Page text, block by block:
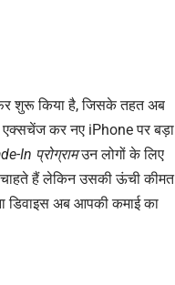
शुरू किया है, जिसके तहत अब
कर नए iPhone पर बड़ा
In प्रोग्रामउन लोगों के लिए
चाहते हैं लेकिन उसकी ऊंची कीमत
डिवाइस अब आपकी कमाई का